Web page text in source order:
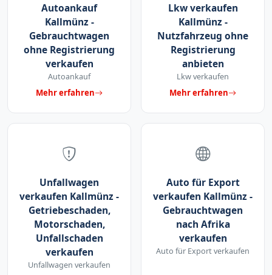
Autoankauf
Kallmünz -
Gebrauchtwagen
ohne Registrierung
verkaufen
Autoankauf
Mehr erfahren
Lkw verkaufen
Kallmünz -
Nutzfahrzeug ohne
Registrierung
anbieten
Lkw verkaufen
Mehr erfahren
Unfallwagen
verkaufen Kallmünz -
Getriebeschaden,
Motorschaden,
Unfallschaden
verkaufen
Unfallwagen verkaufen
Auto für Export
verkaufen Kallmünz -
Gebrauchtwagen
nach Afrika
verkaufen
Auto für Export verkaufen